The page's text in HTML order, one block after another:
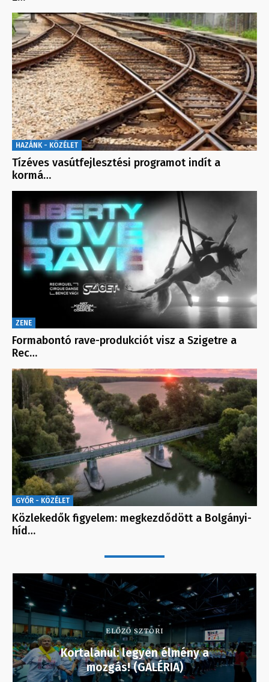
HAZÁNK - KÖZÉLET
Tízéves vasútfejlesztési programot indít a
kormá…
ZENE
Formabontó rave-produkciót visz a Szigetre a
Rec…
GYŐR - KÖZÉLET
Közlekedők figyelem: megkezdődött a Bolgányi-
híd…
ELŐZŐ SZTORI
Kortalanul: legyen élmény a
mozgás! (GALÉRIA)